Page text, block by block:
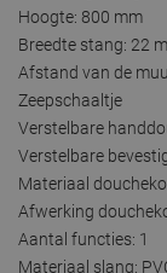
Hoogte: 800 mm
Breedte stang: 22
Afstand van de
Zeepschaaltje
Verstelbare
Verstelbare
Materiaal
Afwerking
Aantal functies: 1
Materiaal slang: